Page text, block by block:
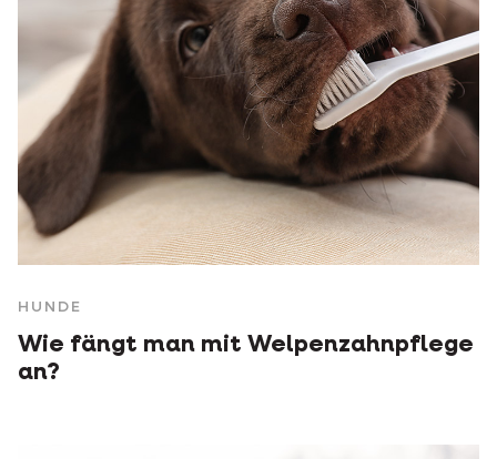
HUNDE
Wie fängt man mit Welpenzahnpflege
an?